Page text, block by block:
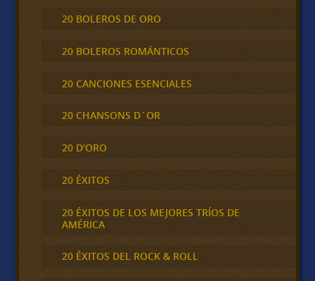
20 BOLEROS DE ORO
20 BOLEROS ROMÁNTICOS
20 CANCIONES ESENCIALES
20 CHANSONS D´OR
20 D'ORO
20 ÉXITOS
20 ÉXITOS DE LOS MEJORES TRÍOS DE
AMÉRICA
20 ÉXITOS DEL ROCK & ROLL